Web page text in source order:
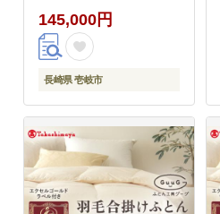
毛 布団 本掛け
[JFJ052] 羽毛布団
100000 100000円 10万
円
145,000円
長崎県 壱岐市